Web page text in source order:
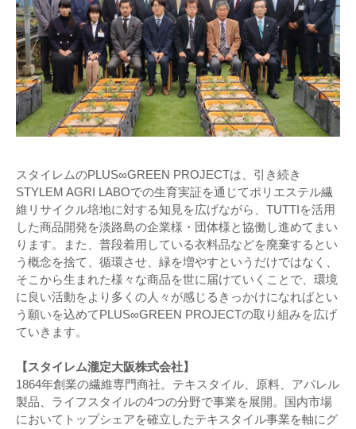
スタイレムのPLUS∞GREEN PROJECTは、引き続き
STYLEM AGRI LABOでの生育実証を通じてポリエステル繊
維リサイクル培地に対する知見を広げながら、TUTTIを活用
した商品開発を淡路島の企業様・団体様と協働し進めてまい
ります。また、普段着用している衣料品などを廃棄するとい
う概念を捨て、循環させ、緑を増やすというだけではなく、
そこから生まれた様々な商品を世に届けていくことで、環境
に良い活動をより多くの人々が感じるきっかけになればとい
う願いを込めてPLUS∞GREEN PROJECTの取り組みを広げ
ていきます。
【スタイレム瀧定大阪株式会社】
1864年創業の繊維専門商社。テキスタイル、原料、アパレル
製品、ライフスタイルの4つの分野で事業を展開。国内市場
においてトップシェアを確立したテキスタイル事業を軸にグ